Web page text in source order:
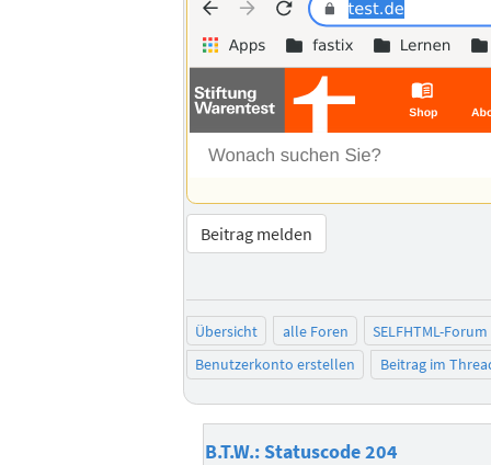
Beitrag melden
Übersicht alle Foren
SELFHTML-Forum
Benutzerkonto erstellen
Beitrag im
B.T.W.: Statuscode 204